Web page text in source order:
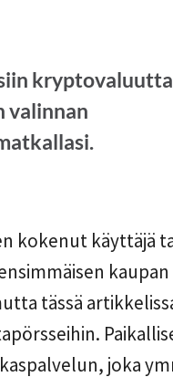
valinnan
kokenut käyttäjä
tässä
joka